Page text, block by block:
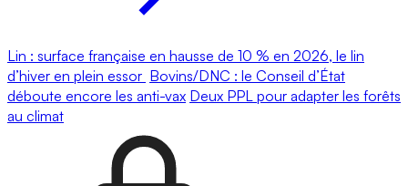
Lin : surface française en hausse de 10 % en 2026, le lin
d’hiver en plein essor Bovins/DNC : le Conseil d’État
déboute encore les anti-vax Deux PPL pour adapter les forêts
au climat